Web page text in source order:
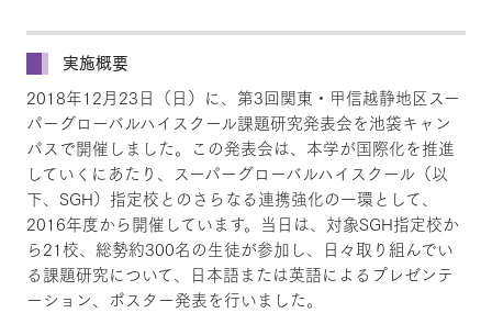
実施概要
2018年12月23日（日）に、第3回関東・甲信越静地区スー
パーグローバルハイスクール課題研究発表会を池袋キャン
パスで開催しました。この発表会は、本学が国際化を推進
していくにあたり、スーパーグローバルハイスクール（以
下、SGH）指定校とのさらなる連携強化の一環として、
2016年度から開催しています。当日は、対象SGH指定校か
ら21校、総勢約300名の生徒が参加し、日々取り組んでい
る課題研究について、日本語または英語によるプレゼンテ
ーション、ポスター発表を行いました。